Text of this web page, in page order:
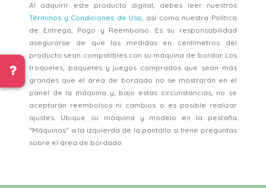
Al adquirir este producto digital, debes leer nuestros
Términos y Condiciones de Uso, así como nuestra Política
de Entrega, Pago y Reembolso. Es su responsabilidad
asegurarse de que las medidas en centímetros del
producto sean compatibles con su máquina de bordar. Los
troqueles, paquetes y juegos comprados que sean más
grandes que el área de bordado no se mostrarán en el
panel de la máquina y, bajo estas circunstancias, no se
aceptarán reembolsos ni cambios. o es posible realizar
ajustes. Ubique su máquina y modelo en la pestaña
"Máquinas" a la izquierda de la pantalla si tiene preguntas
sobre el área de bordado.